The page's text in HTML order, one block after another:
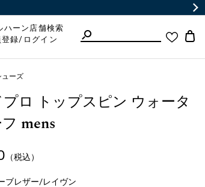
ハーン店舗検索
登録/ログイン
ューズ
ロ トップスピン ウォータ
mens
（税込）
ブレザー/レイヴン